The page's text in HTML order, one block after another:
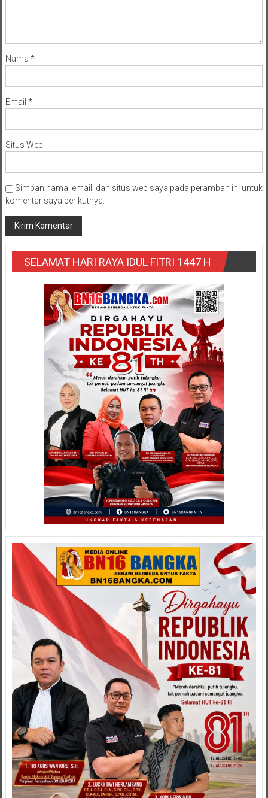
Nama *
Email *
Situs Web
Simpan nama, email, dan situs web saya pada peramban ini untuk
komentar saya berikutnya.
SELAMAT HARI RAYA IDUL FITRI 1447 H